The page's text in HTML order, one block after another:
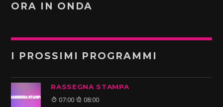
ORA IN ONDA
I PROSSIMI PROGRAMMI
RASSEGNA STAMPA
07:00 08:00